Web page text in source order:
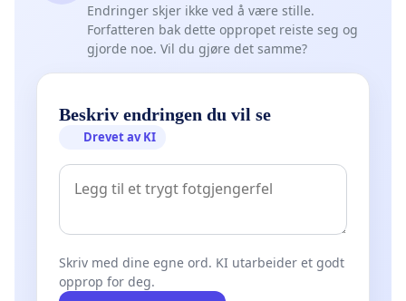
Endringer skjer ikke ved å være stille.
Forfatteren bak dette oppropet reiste seg og
gjorde noe. Vil du gjøre det samme?
Beskriv endringen du vil se
Drevet av KI
Skriv med dine egne ord. KI utarbeider et godt
opprop for deg.